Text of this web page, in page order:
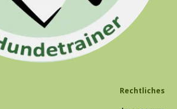
Rechtliches